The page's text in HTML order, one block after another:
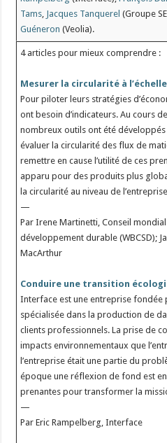
Tams, Jacques Tanquerel (Groupe
Guéneron (Veolia).
4 articles pour mieux comprendre :
Mesurer la circularité à
Pour piloter leurs stratégies
ont besoin d’indicateurs. Au cours
nombreux outils ont été
évaluer la circularité des flux de
remettre en cause l’utilité de ces
apparu pour des produits plus
la circularité au niveau de
—
Par Irene Martinetti, Conseil
développement durable (WBCSD);
MacArthur
Conduire une transition
Interface est une entreprise fondée
spécialisée dans la production de
clients professionnels. La prise de
impacts environnementaux que
l’entreprise était une partie du
époque une réflexion de fond est
prenantes pour transformer la
—
Par Eric Rampelberg, Interface